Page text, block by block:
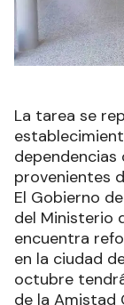
La tarea se
dependencias
provenientes
El Gobierno
del Ministerio
encuentra
en la ciudad
octubre
de la Amistad